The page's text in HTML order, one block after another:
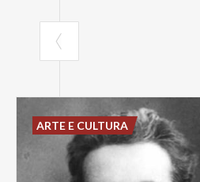
ARTE E CULTURA